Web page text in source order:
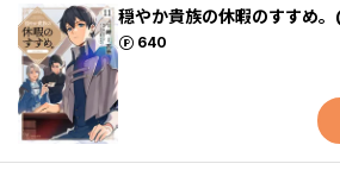
穏やか貴族の休暇のすすめ
640
ポイント